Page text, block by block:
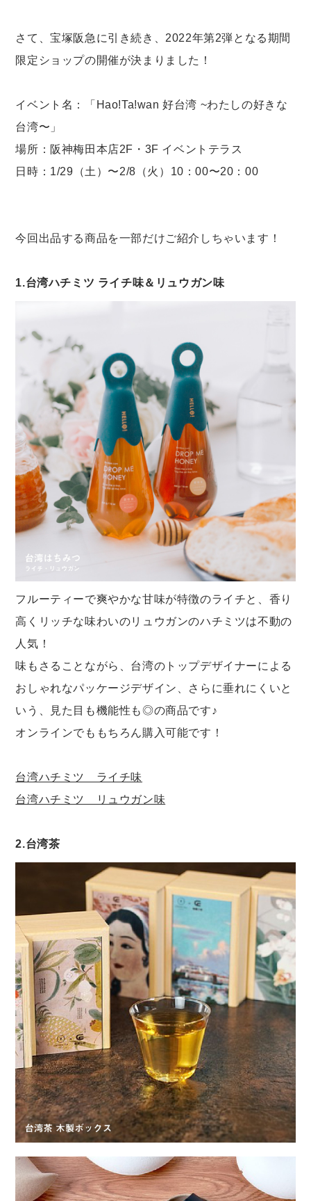
さて、宝塚阪急に引き続き、2022年第2弾となる期間
限定ショップの開催が決まりました！
イベント名：「Hao!Ta!wan 好台湾 ~わたしの好きな
台湾〜」
場所：阪神梅田本店2F・3F イベントテラス
日時：1/29（土）〜2/8（火）10：00〜20：00
今回出品する商品を一部だけご紹介しちゃいます！
1.台湾ハチミツ ライチ味＆リュウガン味
フルーティーで爽やかな甘味が特徴のライチと、香り
高くリッチな味わいのリュウガンのハチミツは不動の
人気！
味もさることながら、台湾のトップデザイナーによる
おしゃれなパッケージデザイン、さらに垂れにくいと
いう、見た目も機能性も◎の商品です♪
オンラインでももちろん購入可能です！
台湾ハチミツ ライチ味
台湾ハチミツ リュウガン味
2.台湾茶